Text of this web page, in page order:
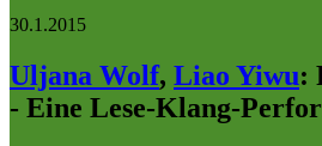
30.1.2015
Uljana Wolf, Liao Yiwu:
- Eine Lese-Klang-